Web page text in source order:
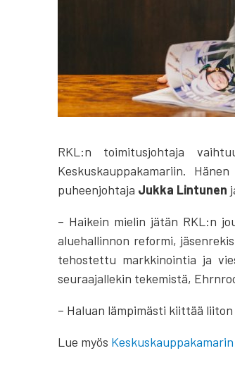
RKL:n toimitusjohtaja
Keskuskauppakamariin.
puheenjohtaja Jukka Lintunen
– Haikein mielin jätän RKL:n
aluehallinnon reformi,
tehostettu markkinointia ja
seuraajallekin tekemistä,
– Haluan lämpimästi kiittää
Lue myös